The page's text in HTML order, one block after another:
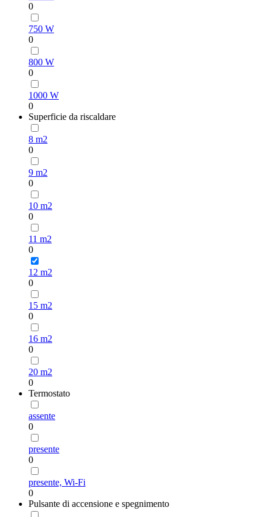
0
750 W
0
800 W
0
1000 W
0
Superficie da riscaldare
8 m2
0
9 m2
0
10 m2
0
11 m2
0
12 m2
0
15 m2
0
16 m2
0
20 m2
0
Termostato
assente
0
presente
0
presente, Wi-Fi
0
Pulsante di accensione e spegnimento